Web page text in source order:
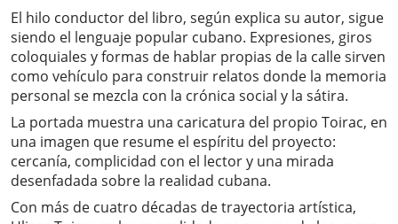
El hilo conductor del libro, según explica su autor, sigue
siendo el lenguaje popular cubano. Expresiones, giros
coloquiales y formas de hablar propias de la calle sirven
como vehículo para construir relatos donde la memoria
personal se mezcla con la crónica social y la sátira.
La portada muestra una caricatura del propio Toirac, en
una imagen que resume el espíritu del proyecto:
cercanía, complicidad con el lector y una mirada
desenfadada sobre la realidad cubana.
Con más de cuatro décadas de trayectoria artística,